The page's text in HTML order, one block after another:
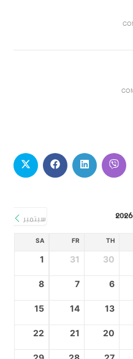
سبتمبر
TH
FR
SA
30
31
1
6
7
8
13
14
15
20
21
22